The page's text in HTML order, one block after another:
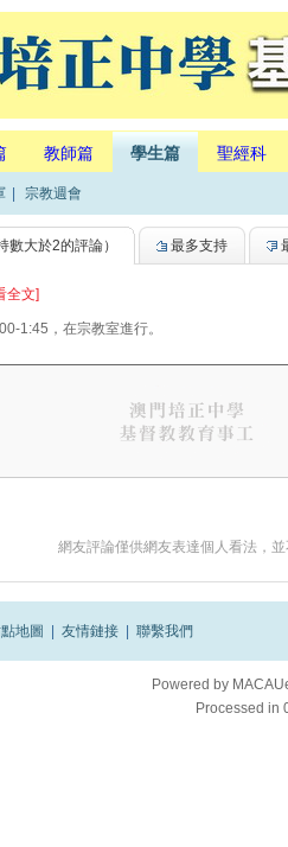
教師篇 學生篇 聖經科
宗教週會
數大於2的評論） 最多支持
全文]
1:45，在宗教室進行。
網友評論僅供網友表達個人看法，
地圖 友情鏈接 聯繫我們
Powered by
Processed in